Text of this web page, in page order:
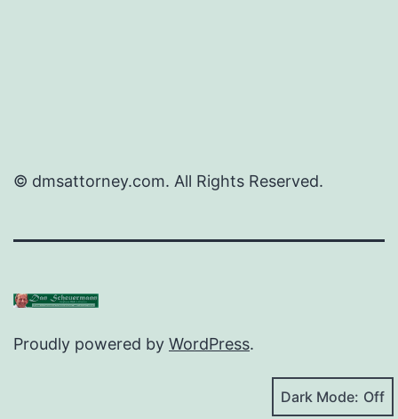
© dmsattorney.com. All Rights Reserved.
Proudly powered by WordPress.
Dark Mode: